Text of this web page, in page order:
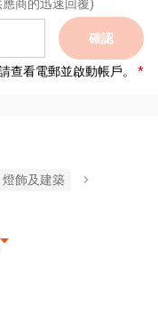
商的迅速回覆)
確認
查看電郵並啟動帳戶。
飾及建築